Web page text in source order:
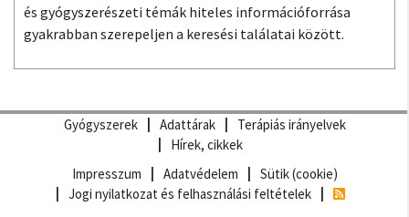
és gyógyszerészeti témák hiteles információforrása
gyakrabban szerepeljen a keresési találatai között.
Gyógyszerek Adattárak
Terápiás irányelvek
Hírek, cikkek
Impresszum
Adatvédelem
Sütik (cookie)
Jogi nyilatkozat és felhasználási feltételek